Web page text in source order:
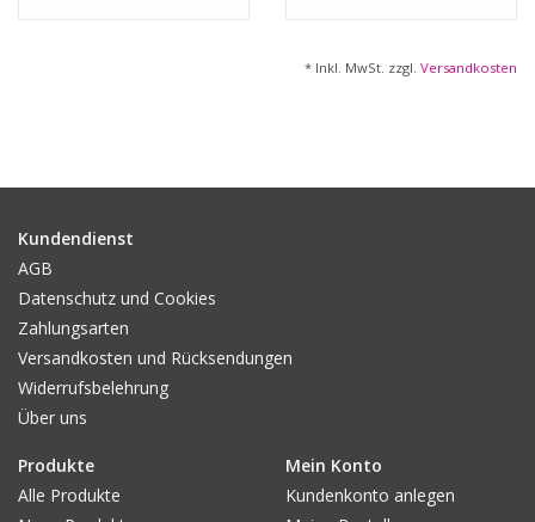
* Inkl. MwSt. zzgl. Versandkosten
Kundendienst
AGB
Datenschutz und Cookies
Zahlungsarten
Versandkosten und Rücksendungen
Widerrufsbelehrung
Über uns
Produkte
Alle Produkte
Mein Konto
Kundenkonto anlegen